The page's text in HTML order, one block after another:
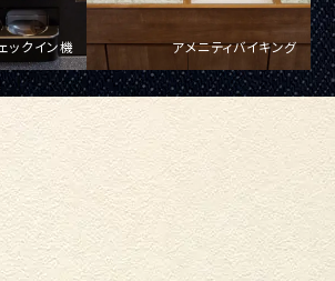
ックイン機 アメニティバイキング